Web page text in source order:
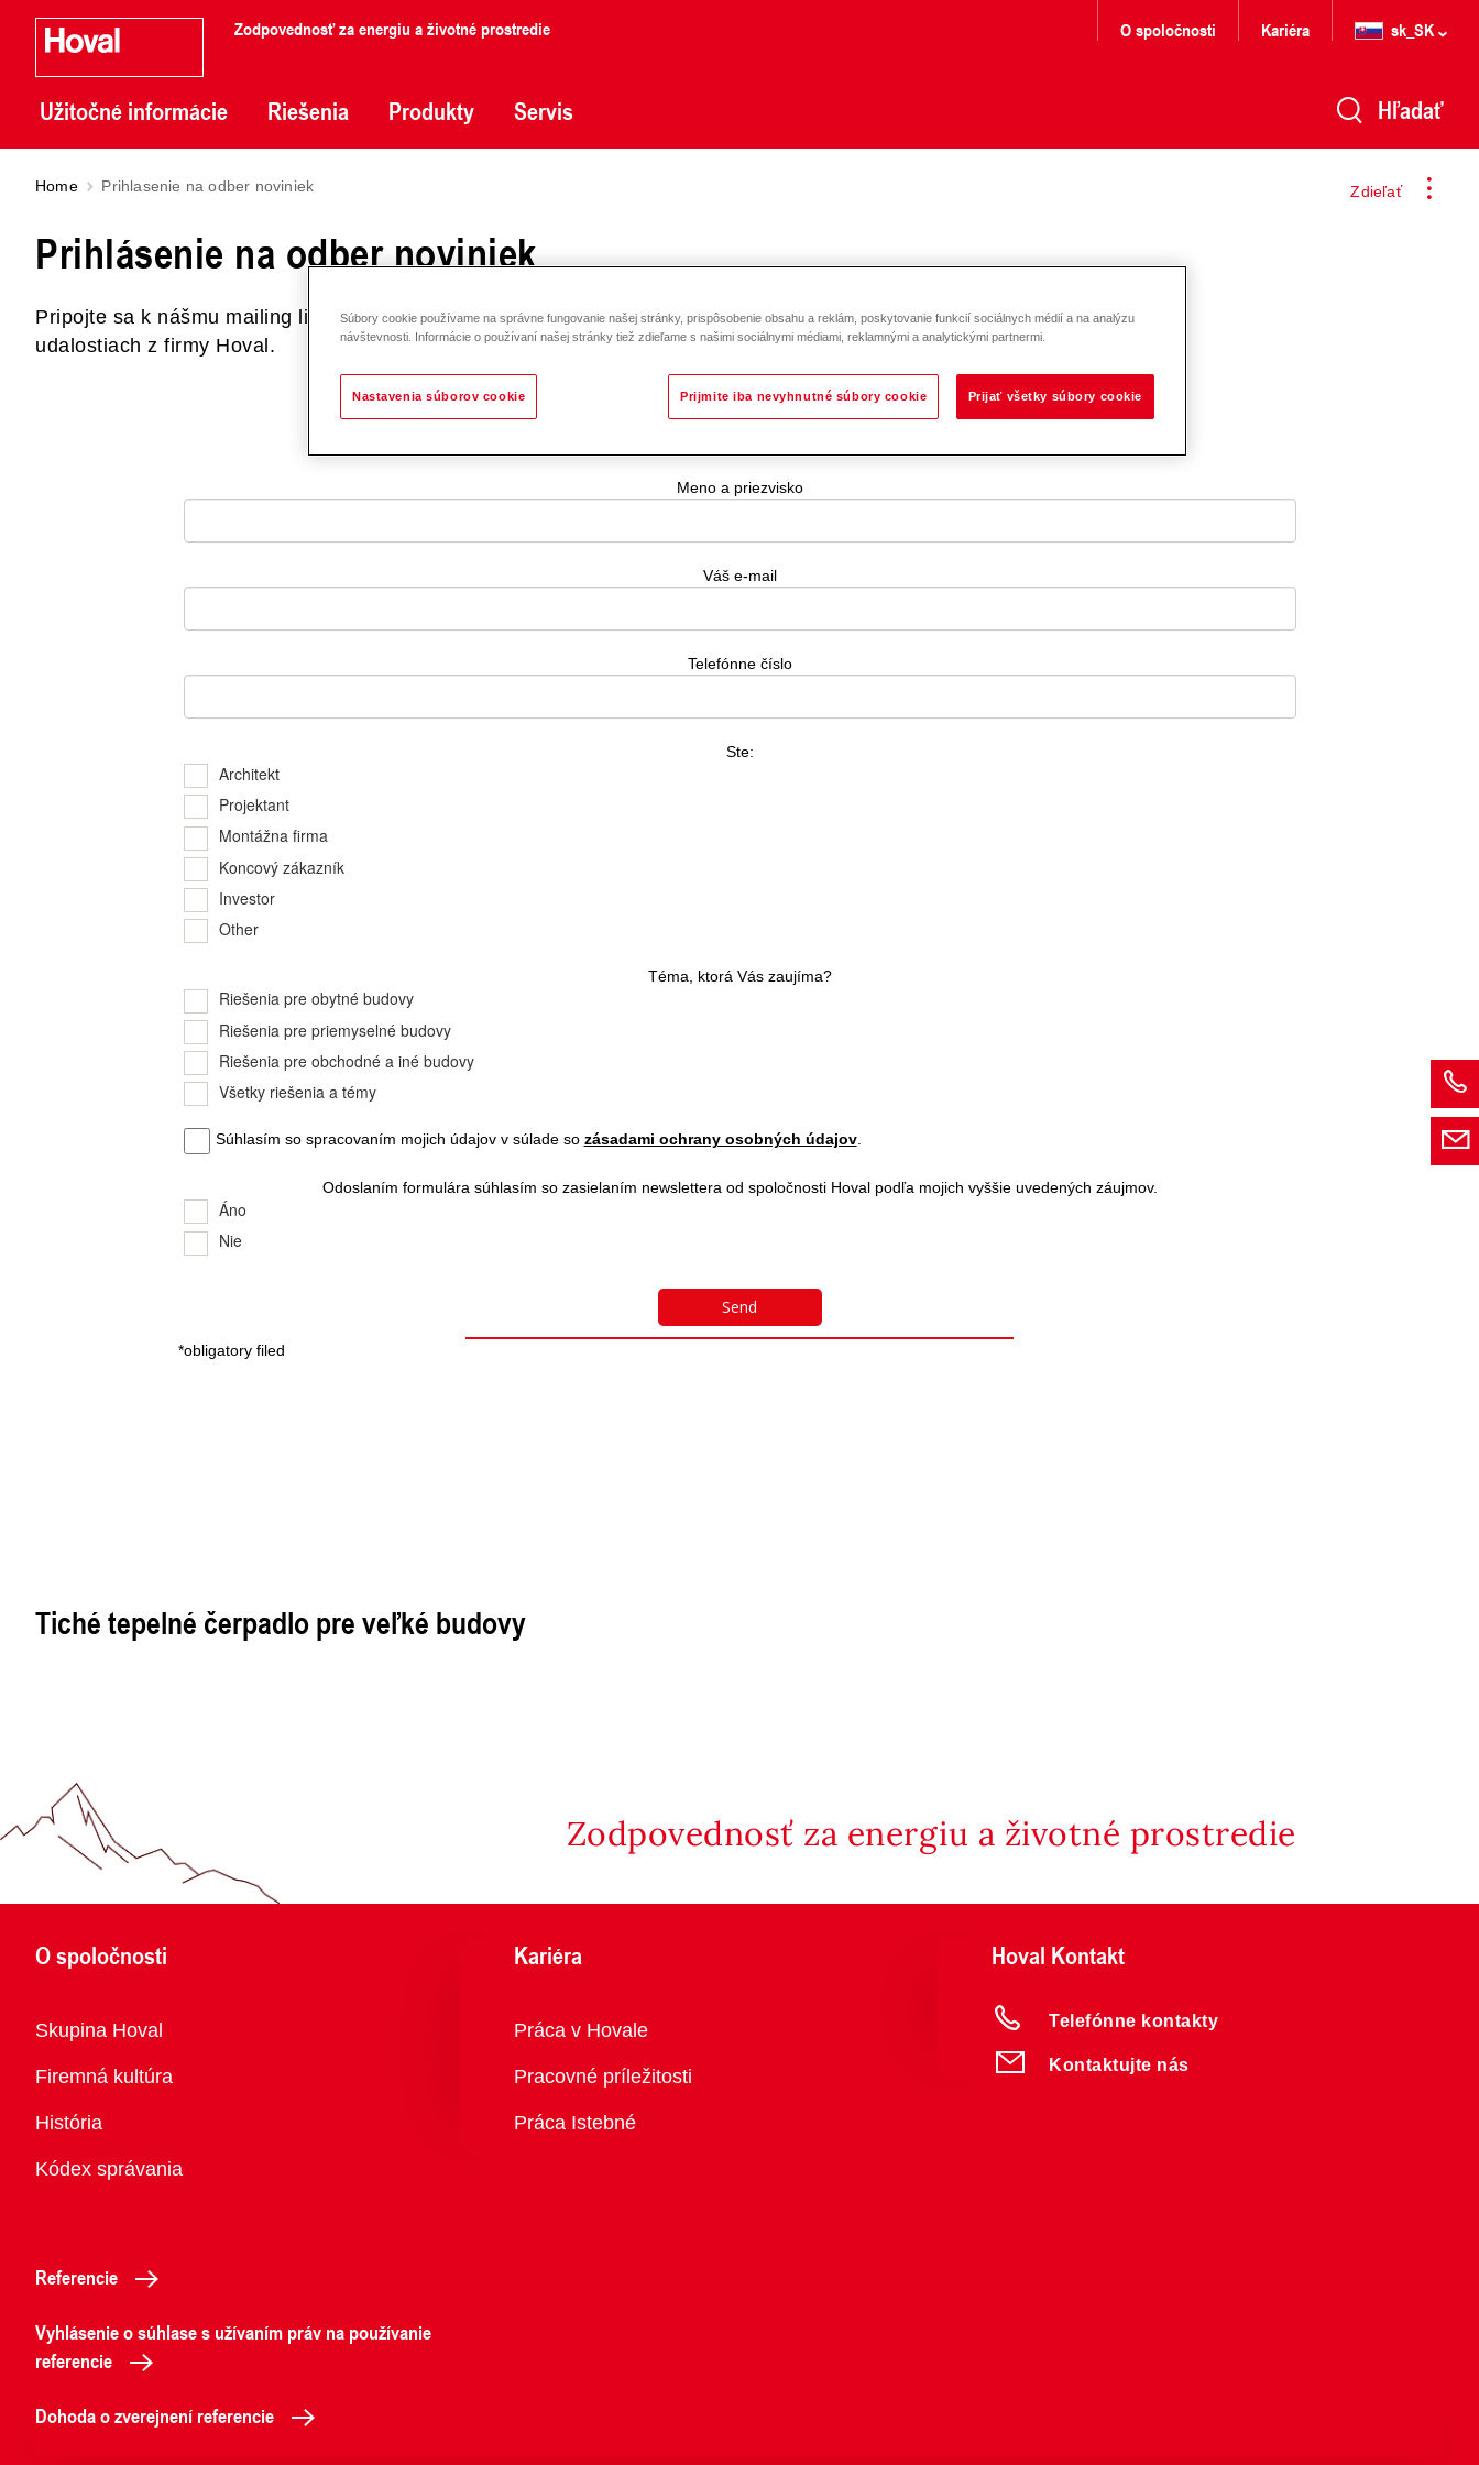
Zodpovednosť za energiu a životné prostredie
Užitočné informácie Riešenia Produkty Servis
O spoločnosti Kariéra sk_SK
Hľadať
Zdieľať
Home Prihlasenie na odber noviniek
Prihlásenie na odber noviniek
Pripojte sa k nášmu mailing listu a buďte informovaní o uvedení produktov, novinkách a
udalostiach z firmy Hoval.
Tiché tepelné čerpadlo pre veľké budovy
Zodpovednosť za energiu a životné prostredie
O spoločnosti
Prehľad
Skupina Hoval
Firemná kultúra
História
Kódex správania
Kariéra
Prehľad
Práca v Hovale
Pracovné príležitosti
Práca Istebné
Hoval Kontakt
Telefónne kontakty
Kontaktujte nás
Referencie
Vyhlásenie o súhlase s užívaním práv na používanie
referencie
Dohoda o zverejnení referencie
Súbory cookie používame na správne fungovanie našej stránky, prispôsobenie obsahu a reklám, poskytovanie funkcií sociálnych médií a na analýzu
návštevnosti. Informácie o používaní našej stránky tiež zdieľame s našimi sociálnymi médiami, reklamnými a analytickými partnermi.
Nastavenia súborov cookie Prijmite iba nevyhnutné súbory cookie Prijať všetky súbory cookie